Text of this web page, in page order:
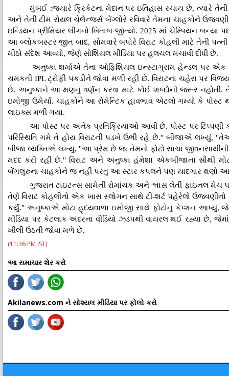
મુંબઈ :જ્યારે ક્રિકેટના મેદાન પર ઇતિહાસ રચાય છે, ત્યારે
અને તેની ટીમ રોયલ ચેલેન્જર્સ બેંગ્લોરે રવિવારે તેમના ચાહકોને
ઇન્ડિયન પ્રીમિયર લીગનો ખિતાબ જીત્યો. 2025 માં ચેમ્પિયન બન્યા
આ બ્લોકબસ્ટર જીત બાદ, સોમવારે બપોરે વિરાટ કોહલી માટે તેની
મીઠો સંદેશ આવ્યો, જેણે સોશિયલ મીડિયા પર હલચલ મચાવી દીધી છે.
અનુષ્કા શર્માએ તેના ઓફિશિયલ ઇન્સ્ટાગ્રામ હેન્ડલ પર એક
ચમકતી IPL ટ્રોફી પકડીને જોવા મળી રહી છે. વિરાટના ચહેરા પર
છે. અનુષ્કાને આ ક્ષણનું વર્ણન કરવા માટે કોઈ શબ્દોની જરૂર
ઇમોજી ઉમેર્યા. ચાહકોને આ રોમેન્ટિક હાવભાવ એટલો ગમ્યો કે પોસ્ટ
લાઇક્સ મળી ગયા.
આ પોસ્ટ પર અનેક પ્રતિક્રિયાઓ આવી છે. પોસ્ટ પર
પરિસ્થિતિ ગમે તે હોય વિરાટની પડખે ઉભી રહે છે." બીજાએ
બીજા વ્યક્તિએ લખ્યું, "આ પ્રેમ છે જ; તેમનો ફોટો સાચા
મદદ કરી રહી છે." વિરાટ અને અનુષ્કા હંમેશા એકબીજાના સૌથી
બેંગલુરુના ચાહકોને જ નહીં પરંતુ આ સ્ટાર કપલને પણ યાદગાર ક્ષણો
ગુજરાત ટાઇટન્સ સામેની રોમાંચક અને શ્વાસ લેતી ફાઇનલ
તેણે વિરાટ કોહલીનો એક ખાસ સ્લોગન સાથે ટી-શર્ટ પહેરેલો
કર્યું." અનુષ્કાએ મોટા હૃદયવાળા ઇમોજી સાથે ફોટોનું કેપ્શન આપ્યું,
મીડિયા પર કેટલાક અંદરના વીડિયો ઝડપથી વાયરલ થઈ રહ્યા છે,
ખીલી ઉઠતી જોવા મળે છે.
(11:36 PM IST)
આ સમાચાર શેર કરો
Akilanews.com ને સોશ્યલ મીડિયા પર ફોલો કરો